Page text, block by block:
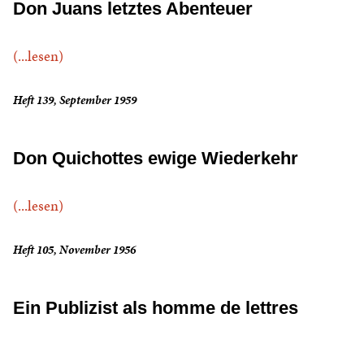
Don Juans letztes Abenteuer
(...lesen)
Heft 139, September 1959
Don Quichottes ewige Wiederkehr
(...lesen)
Heft 105, November 1956
Ein Publizist als homme de lettres